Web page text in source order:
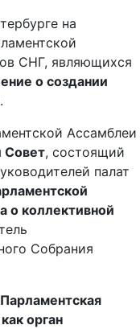
на
СНГ, являющихся
о создании
.
Ассамблеи
Совет, состоящий
палат
о коллективной
Собрания
Парламентская
орган